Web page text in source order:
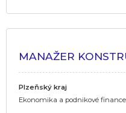
MANAŽER
Plzeňský kraj
Ekonomika a podnikové finance